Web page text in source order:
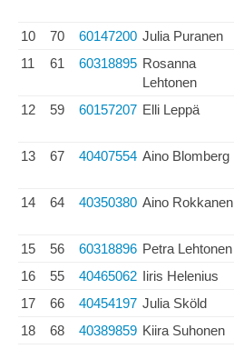
10 70 60147200 Julia Puranen
11
61 60318895 Rosanna
Lehtonen
12 59 60157207 Elli Leppä
13 67 40407554 Aino Blomberg
14 64 40350380 Aino Rokkanen
15 56 60318896 Petra Lehtonen
16
55 40465062 Iiris Helenius
17
66 40454197 Julia Sköld
18
68 40389859 Kiira Suhonen